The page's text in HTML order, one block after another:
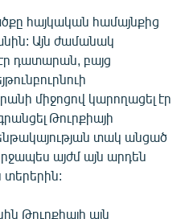
հայկական համայնքից
Այն ժամանակ
դատարան, բայց
միջոցով կարողացել էր
Թուրքիայի
տակ անցած
այժմ այն արդեն
տերերին:
Թուրքիայի այն